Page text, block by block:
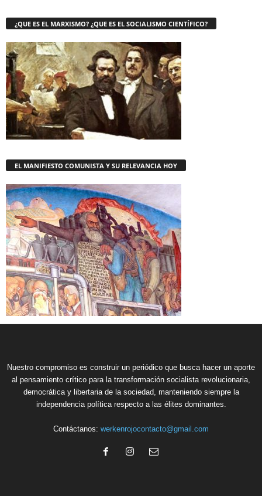
¿QUE ES EL MARXISMO? ¿QUE ES EL SOCIALISMO CIENTÍFICO?
EL MANIFIESTO COMUNISTA Y SU RELEVANCIA HOY
Nuestro compromiso es construir un periódico que busca hacer un aporte
al pensamiento crítico para la transformación socialista revolucionaria,
democrática y libertaria de la sociedad, manteniendo siempre la
independencia política respecto a las élites dominantes.
Contáctanos: werkenrojocontacto@gmail.com